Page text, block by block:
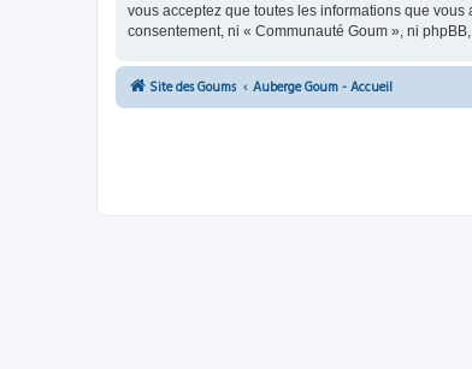
vous acceptez que toutes les informations que
consentement, ni « Communauté Goum », ni
Site des Goums Auberge Goum - Accueil